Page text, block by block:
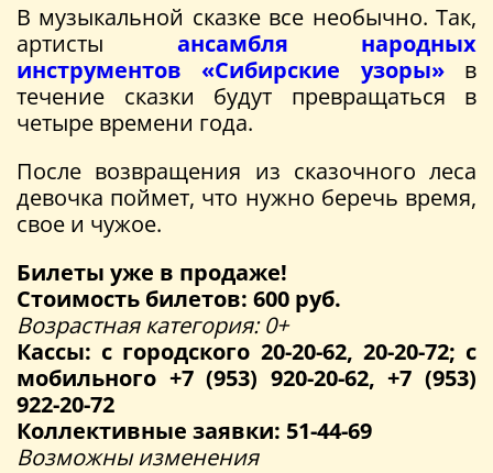
В музыкальной сказке все необычно. Так,
артисты ансамбля народных
инструментов «Сибирские узоры»в
течение сказки будут превращаться в
четыре времени года.
После возвращения из сказочного леса
девочка поймет, что нужно беречь время,
свое и чужое.
Билеты уже в продаже!
Стоимость билетов: 600 руб.
Возрастная категория: 0+
Кассы: с городского 20-20-62, 20-20-72; с
мобильного +7 (953) 920-20-62, +7 (953)
922-20-72
Коллективные заявки: 51-44-69
Возможны изменения